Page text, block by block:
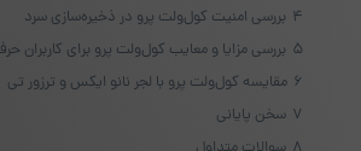
4 بررسی امنیت کول‌ولت پرو در ذخیره‌سازی سرد
5 بررسی مزایا و معایب کول‌ولت پرو برای کاربران
6 مقایسه کول‌ولت پرو با لجر نانو ایکس و ترزور تی
7 سخن پایانی